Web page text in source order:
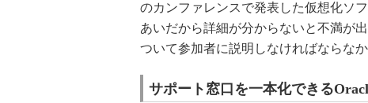
のカンファレンスで発表した仮想化ソ
あいだから詳細が分からないと不満が
ついて参加者に説明しなければならなか
サポート窓口を一本化できる